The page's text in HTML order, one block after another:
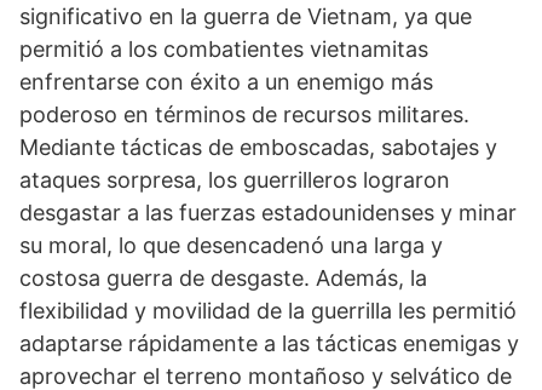
significativo en la guerra de Vietnam, ya que
permitió a los combatientes vietnamitas
enfrentarse con éxito a un enemigo más
poderoso en términos de recursos militares.
Mediante tácticas de emboscadas, sabotajes y
ataques sorpresa, los guerrilleros lograron
desgastar a las fuerzas estadounidenses y minar
su moral, lo que desencadenó una larga y
costosa guerra de desgaste. Además, la
flexibilidad y movilidad de la guerrilla les permitió
adaptarse rápidamente a las tácticas enemigas y
aprovechar el terreno montañoso y selvático de